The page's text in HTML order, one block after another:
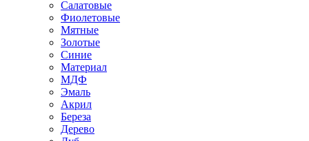
Салатовые
Фиолетовые
Мятные
Золотые
Синие
Материал
МДФ
Эмаль
Акрил
Береза
Дерево